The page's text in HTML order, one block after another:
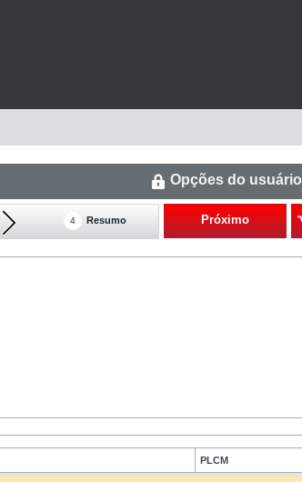
Opções do usuário
Próximo
4 Resumo
PLCM